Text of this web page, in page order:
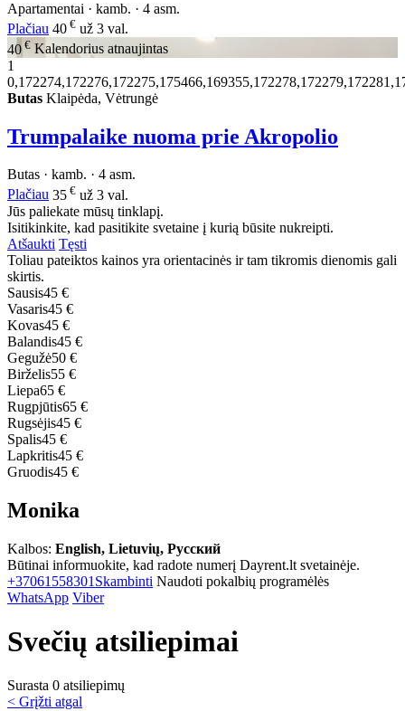
Apartamentai · kamb. · 4 asm.
Plačiau 40 € už 3 val.
40 € Kalendorius atnaujintas
1
Butas Klaipėda, Vėtrungė
Trumpalaike nuoma prie Akropolio
Butas · kamb. · 4 asm.
Plačiau 35 € už 3 val.
Jūs paliekate mūsų tinklapį.
Isitikinkite, kad pasitikite svetaine į kurią būsite nukreipti.
Atšaukti Tęsti
Toliau pateiktos kainos yra orientacinės ir tam tikromis dienomis gali
skirtis.
Sausis45 €
Vasaris45 €
Kovas45 €
Balandis45 €
Gegužė50 €
Birželis55 €
Liepa65 €
Rugpjūtis65 €
Rugsėjis45 €
Spalis45 €
Lapkritis45 €
Gruodis45 €
Monika
Kalbos: English, Lietuvių, Русский
Būtinai informuokite, kad radote numerį Dayrent.lt svetainėje.
+37061558301 Skambinti Naudoti pokalbių programėlės
WhatsApp Viber
Svečių atsiliepimai
Surasta 0 atsiliepimų
< Grįžti atgal